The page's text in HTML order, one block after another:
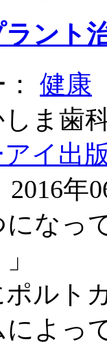
ント
健康
しま
イ出
年
になっ
ポルト
によっ